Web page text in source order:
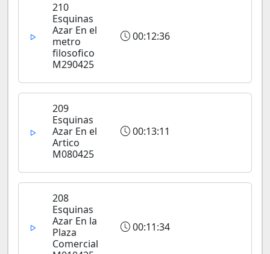
210
Esquinas
Azar En el
metro
filosofico
M290425
00:12:36
209
Esquinas
Azar En el
Artico
M080425
00:13:11
208
Esquinas
Azar En la
Plaza
Comercial
00:11:34